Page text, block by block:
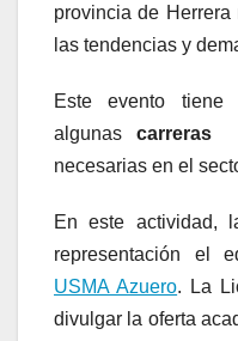
provincia de
las tendencias y
Este evento tiene
algunascarreras
necesarias en el
En este actividad,
representación el
USMA Azuero. La
divulgar la oferta